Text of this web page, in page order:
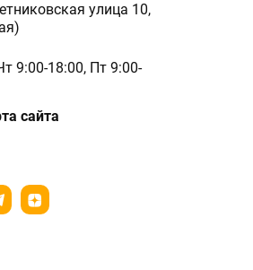
улица 10,
9:00-18:00, Пт 9:00-
сайта